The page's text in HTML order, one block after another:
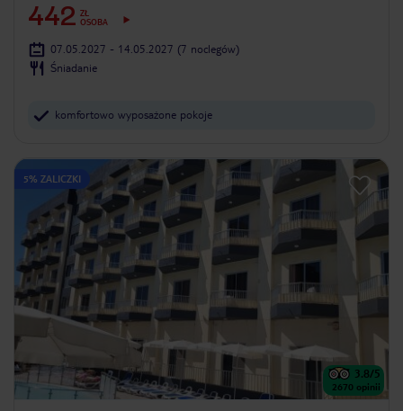
442 ZŁ
OSOBA
07.05.2027 - 14.05.2027 (7 noclegów)
Śniadanie
komfortowo wyposażone pokoje
5% ZALICZKI
3.8/5
2670 opinii